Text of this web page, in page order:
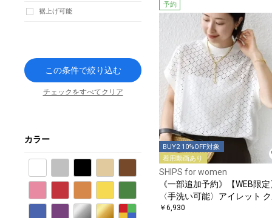
予約
BUY2 10%OFF対象
着用動画あり
SHIPS for women
《一部追加予約》【WEB限
〈手洗い可能〉アイレット
ーネック プルオーバー
￥6,930
裾上げ可能
この条件で絞り込む
チェックをすべてクリア
カラー
ブラウン
パープル シルバー ゴールド